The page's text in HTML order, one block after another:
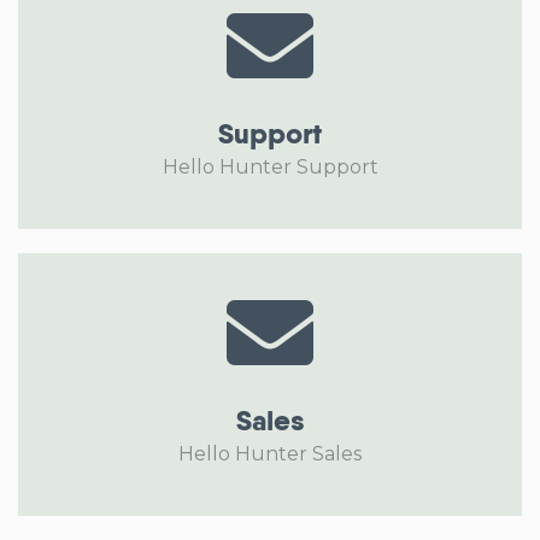
Support
Hello Hunter Support
Sales
Hello Hunter Sales